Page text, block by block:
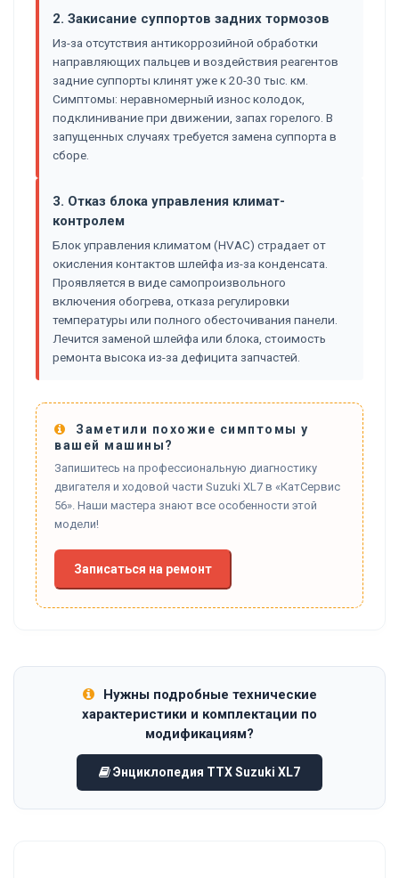
2. Закисание суппортов задних тормозов
Из-за отсутствия антикоррозийной обработки
направляющих пальцев и воздействия реагентов
задние суппорты клинят уже к 20-30 тыс. км.
Симптомы: неравномерный износ колодок,
подклинивание при движении, запах горелого. В
запущенных случаях требуется замена суппорта в
сборе.
3. Отказ блока управления климат-
контролем
Блок управления климатом (HVAC) страдает от
окисления контактов шлейфа из-за конденсата.
Проявляется в виде самопроизвольного
включения обогрева, отказа регулировки
температуры или полного обесточивания панели.
Лечится заменой шлейфа или блока, стоимость
ремонта высока из-за дефицита запчастей.
Заметили похожие симптомы у
вашей машины?
Запишитесь на профессиональную диагностику
двигателя и ходовой части Suzuki XL7 в «КатСервис
56». Наши мастера знают все особенности этой
модели!
Записаться на ремонт
Нужны подробные технические
характеристики и комплектации по
модификациям?
Энциклопедия ТТХ Suzuki XL7